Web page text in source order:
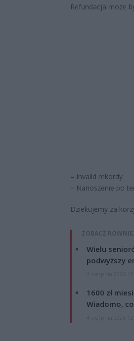
Refundacja moze
– Invalid rekordy
– Nanoszenie po
Dziekujemy za
ZOBACZ
Wielu
podwyższy
1600 zł
Wiadomo,